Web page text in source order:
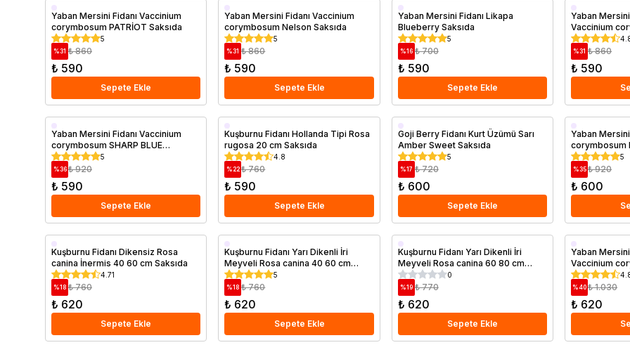
Erkenci
Saksıda
Yaban Mersini Fidanı Vaccinium
corymbosum PATRİOT Saksıda
5
%31 ₺ 860
₺ 590
Sepete Ekle
Geççi
Saksıda
Yaban Mersini Fidanı Vaccinium
corymbosum Nelson Saksıda
5
%31 ₺ 860
₺ 590
Sepete Ekle
Aşılı
Saksıda
Yaban Mersini Fidanı Likapa
Blueberry Saksıda
5
%16 ₺ 700
₺ 590
Sepete Ekle
Aşılı
Saksıda
Yaban
Vaccinium
Saksıda
%31 ₺ 860
₺ 590
Erkenci
Saksıda
Yaban Mersini Fidanı Vaccinium
corymbosum SHARP BLUE
Blueberry Saksıda
5
%36 ₺ 920
₺ 590
Sepete Ekle
Saksıda
Kuşburnu Fidanı Hollanda Tipi Rosa
rugosa 20 cm Saksıda
4.8
%22 ₺ 760
₺ 590
Sepete Ekle
Saksıda
Goji Berry Fidanı Kurt Üzümü Sarı
Amber Sweet Saksıda
5
%17 ₺ 720
₺ 600
Sepete Ekle
Erkenci
Saksıda
Yaban
corymbosum
5
%35 ₺ 920
₺ 600
Saksıda
Kuşburnu Fidanı Dikensiz Rosa
canina İnermis 40 60 cm Saksıda
4.71
%18 ₺ 760
₺ 620
Sepete Ekle
Aşılı
Saksıda
Kuşburnu Fidanı Yarı Dikenli İri
Meyveli Rosa canina 40 60 cm
Saksıda
5
%18 ₺ 760
₺ 620
Sepete Ekle
Saksıda
Aşılı
Kuşburnu Fidanı Yarı Dikenli İri
Meyveli Rosa canina 60 80 cm
Saksıda
0
%19 ₺ 770
₺ 620
Sepete Ekle
Geççi
Saksıda
Yaban
Vaccinium
Saksıda
%40 ₺ 1.030
₺ 620